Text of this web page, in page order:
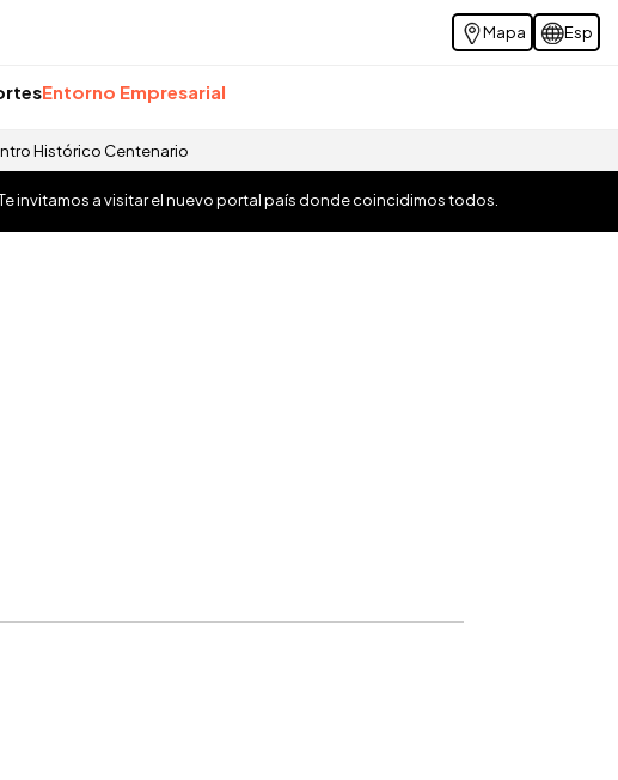
Mapa Esp
Entorno Empresarial
Histórico Centenario
Te invitamos a visitar el nuevo portal país donde coincidimos todos.